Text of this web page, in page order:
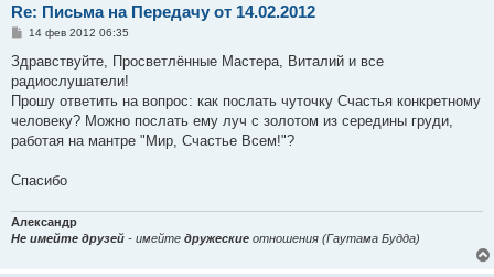
Re: Письма на Передачу от 14.02.2012
С
о
б
щ
е
и
е
14 фев 2012 06:35
Здравствуйте, Просветлённые Мастера, Виталий и все
радиослушатели!
Прошу ответить на вопрос: как послать чуточку Счастья конкретному
человеку? Можно послать ему луч с золотом из середины груди,
работая на мантре "Мир, Счастье Всем!"?
Спасибо
Александр
Не имейте друзей - имейте дружеские отношения (Гаутама Будда)